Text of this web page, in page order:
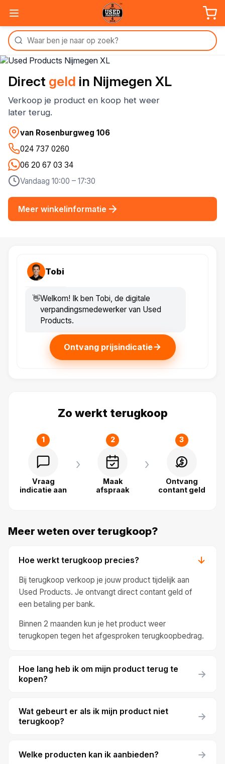
Direct geld in Nijmegen XL
Verkoop je product en koop het weer
later terug.
van Rosenburgweg 106
024 737 0260
06 20 67 03 34
Vandaag 10:00 – 17:30
Meer winkelinformatie
Tobi
👋Welkom! Ik ben Tobi, de digitale
verpandings­medewerker van Used
Products.
Ontvang prijsindicatie
Zo werkt terugkoop
1
Vraag
indicatie aan
›
2
Maak
afspraak
›
3
Ontvang
contant geld
Meer weten over terugkoop?
Hoe werkt terugkoop precies? →
Bij terugkoop verkoop je jouw product tijdelijk aan
Used Products. Je ontvangt direct contant geld of
een betaling per bank.
Binnen 2 maanden kun je het product weer
terugkopen tegen het afgesproken terugkoopbedrag.
Hoe lang heb ik om mijn product terug te
kopen?
→
Wat gebeurt er als ik mijn product niet
terugkoop?
→
Welke producten kan ik aanbieden? →